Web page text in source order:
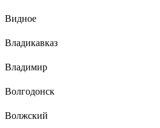
Видное
Владикавказ
Владимир
Волгодонск
Волжский